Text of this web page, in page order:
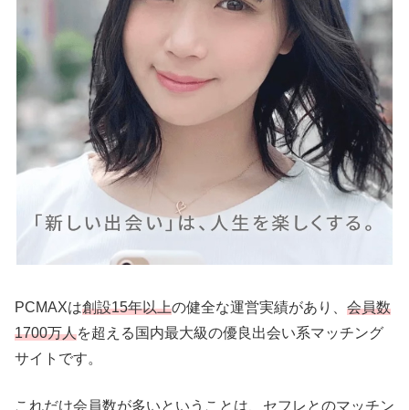
PCMAXは創設15年以上の健全な運営実績があり、 会員数
1700万人を超える国内最大級の優良出会い系マッチング
サイトです。
これだけ会員数が多いということは、セフレとのマッチン